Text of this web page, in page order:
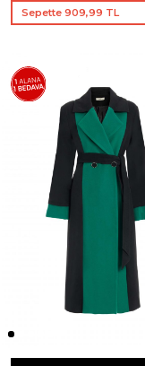
Sepette 909,99 TL